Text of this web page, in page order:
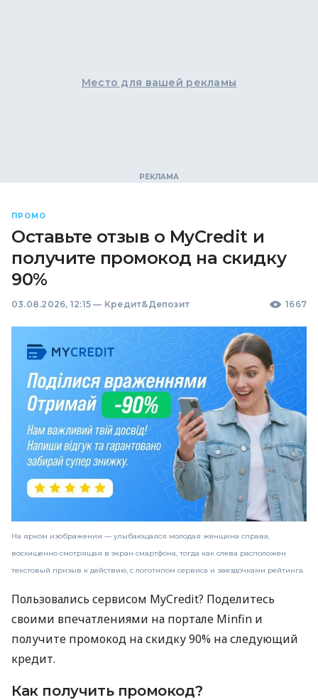
Место для вашей рекламы
ПРОМО
Оставьте отзыв о MyCredit и
получите промокод на скидку
90%
03.08.2026, 12:15 — Кредит&Депозит 1667
На ярком изображении — улыбающаяся молодая женщина справа,
восхищенно смотрящая в экран смартфона, тогда как слева расположен
текстовый призыв к действию, с логотипом сервиса и звездочками рейтинга.
Пользовались сервисом MyCredit? Поделитесь
своими впечатлениями на портале Minfin и
получите промокод на скидку 90% на следующий
кредит.
Как получить промокод?